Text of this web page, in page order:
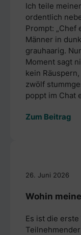
Ich teile
ordentlich
Prompt: „Chef
Männer in
grauhaarig.
Moment sagt
kein
zwölf
poppt im Chat
Zum Beitrag
26. Juni 2026
Wohin
Es ist die